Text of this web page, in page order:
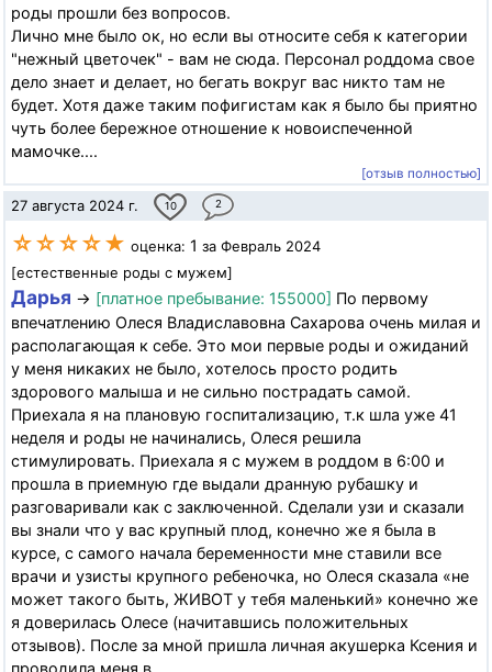
роды прошли без вопросов.
Лично мне было ок, но если вы относите себя к категории
"нежный цветочек" - вам не сюда. Персонал роддома свое
дело знает и делает, но бегать вокруг вас никто там не
будет. Хотя даже таким пофигистам как я было бы приятно
чуть более бережное отношение к новоиспеченной
мамочке....
[отзыв полностью]
27 августа 2024 г. 10 2
☆☆☆☆★ оценка: 1 за Февраль 2024
[естественные роды с мужем]
Дарья → [платное пребывание: 155000] По первому
впечатлению Олеся Владиславовна Сахарова очень милая и
располагающая к себе. Это мои первые роды и ожиданий
у меня никаких не было, хотелось просто родить
здорового малыша и не сильно пострадать самой.
Приехала я на плановую госпитализацию, т.к шла уже 41
неделя и роды не начинались, Олеся решила
стимулировать. Приехала я с мужем в роддом в 6:00 и
прошла в приемную где выдали дранную рубашку и
разговаривали как с заключенной. Сделали узи и сказали
вы знали что у вас крупный плод, конечно же я была в
курсе, с самого начала беременности мне ставили все
врачи и узисты крупного ребеночка, но Олеся сказала «не
может такого быть, ЖИВОТ у тебя маленький» конечно же
я доверилась Олесе (начитавшись положительных
отзывов). После за мной пришла личная акушерка Ксения и
проводила меня в...